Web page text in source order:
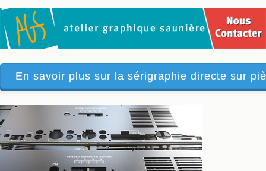
En savoir plus sur la sérigraphie directe sur